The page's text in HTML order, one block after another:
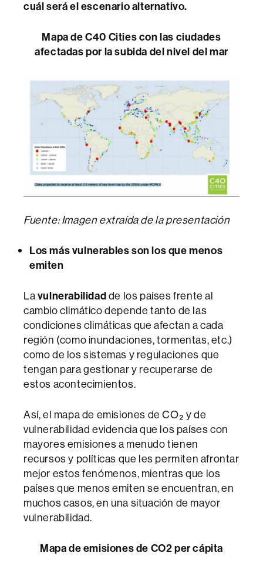
cuál será el escenario alternativo.
Mapa de C40 Cities con las ciudades
afectadas por la subida del nivel del mar
Fuente: Imagen extraída de la presentación
Los más vulnerables son los que menos
emiten
Lavulnerabilidadde los países frente al
cambio climático depende tanto de las
condiciones climáticas que afectan a cada
región (como inundaciones, tormentas, etc.)
como de los sistemas y regulaciones que
tengan para gestionar y recuperarse de
estos acontecimientos.
Así, el mapa de emisiones de CO₂ y de
vulnerabilidad evidencia que los países con
mayores emisiones a menudo tienen
recursos y políticas que les permiten afrontar
mejor estos fenómenos, mientras que los
países que menos emiten se encuentran, en
muchos casos, en una situación de mayor
vulnerabilidad.
Mapa de emisiones de CO2 per cápita